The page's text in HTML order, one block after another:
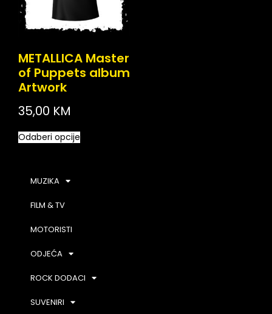
METALLICA Master
of Puppets album
Artwork
35,00 KM
Odaberi opcije
MUZIKA
FILM & TV
MOTORISTI
ODJEĆA
ROCK DODACI
SUVENIRI